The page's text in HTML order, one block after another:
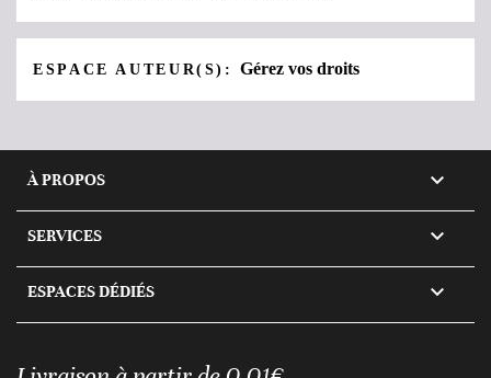
ESPACE AUTEUR(S):Gérez vos droits
À PROPOS 
SERVICES 
ESPACES DÉDIÉS 